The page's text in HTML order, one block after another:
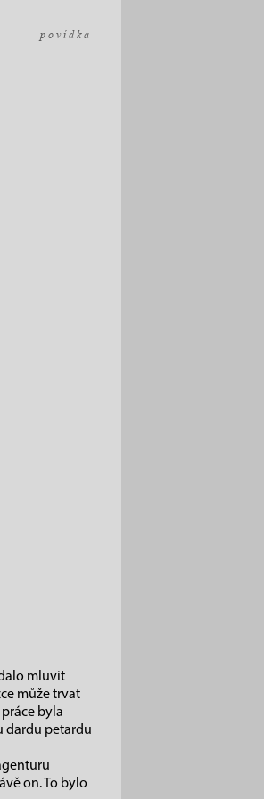
p o v í d k a
mluvit
může trvat
byla
dardu petardu
on. To bylo